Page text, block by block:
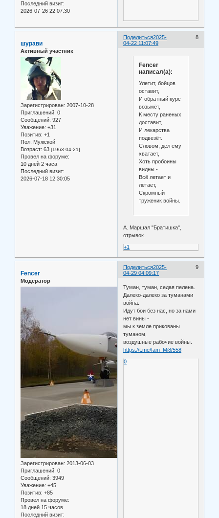
Последний визит:
2026-07-26 22:07:30
Поделиться 8
2025-
04-22 11:07:49
шурави
Активный участник
Зарегистрирован: 2007-10-28
Приглашений: 0
Сообщений: 927
Уважение: +31
Позитив: +1
Пол: Мужской
Возраст: 63 [1963-04-21]
Провел на форуме:
10 дней 2 часа
Последний визит:
2026-07-18 12:30:05
Fencer
написал(а):
Улетит, бойцов
оставит,
И обратный курс
возьмёт,
К месту раненых
доставит,
И лекарства
подвезёт.
Словом, дел ему
хватает,
Хоть пробоины
видны -
Всё летает и
летает,
Скромный
труженик войны.
А. Маршал "Братишка",
отрывок.
+1
Поделиться 9
2025-
04-29 04:09:17
Fencer
Модератор
Зарегистрирован: 2013-06-03
Приглашений: 0
Сообщений: 3949
Уважение: +45
Позитив: +85
Провел на форуме:
18 дней 15 часов
Последний визит:
Туман, туман, седая пелена.
Далеко-далеко за туманами
война.
Идут бои без нас, но за нами
нет вины -
мы к земле прикованы
туманом,
воздушные рабочие войны.
https://t.me/Iam_Mi8/558
0